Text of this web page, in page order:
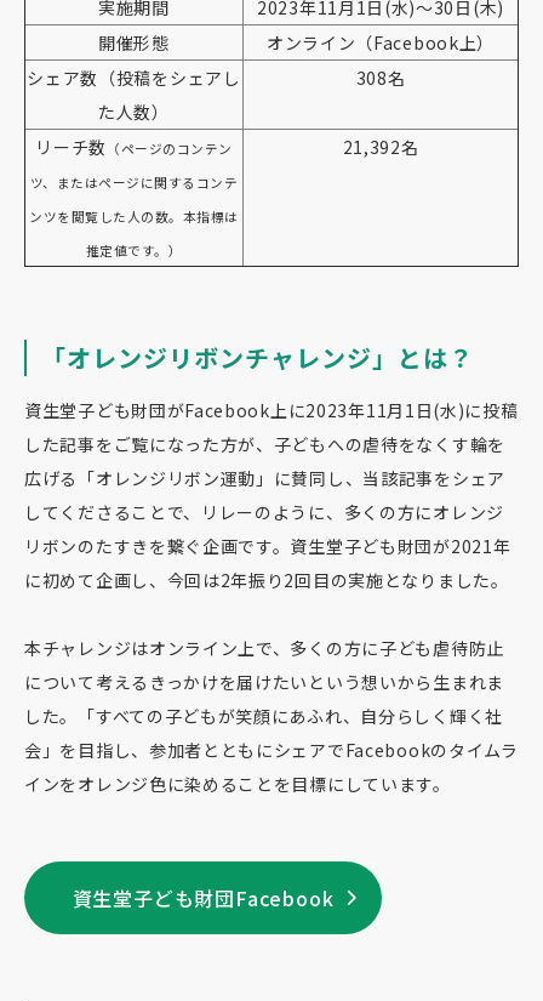
実施期間
2023年11月1日(水)～30日(木)
開催形態
オンライン（Facebook上）
シェア数（投稿をシェアし
た人数）
308名
リーチ数 （ページのコンテン
ツ、またはページに関するコンテ
ンツを閲覧した人の数。本指標は
推定値です。）
21,392名
「オレンジリボンチャレンジ」とは？
資生堂子ども財団がFacebook上に2023年11月1日(水)に投稿
した記事をご覧になった方が、子どもへの虐待をなくす輪を
広げる「オレンジリボン運動」に賛同し、当該記事をシェア
してくださることで、リレーのように、多くの方にオレンジ
リボンのたすきを繋ぐ企画です。資生堂子ども財団が2021年
に初めて企画し、今回は2年振り2回目の実施となりました。
本チャレンジはオンライン上で、多くの方に子ども虐待防止
について考えるきっかけを届けたいという想いから生まれま
した。「すべての子どもが笑顔にあふれ、自分らしく輝く社
会」を目指し、参加者とともにシェアでFacebookのタイムラ
インをオレンジ色に染めることを目標にしています。
資生堂子ども財団Facebook